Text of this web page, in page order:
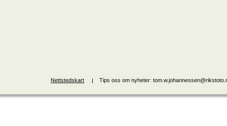
Nettstedskart Tips oss om nyheter: